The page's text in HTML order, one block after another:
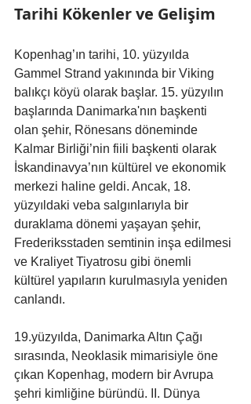
Tarihi Kökenler ve Gelişim
Kopenhag’ın tarihi, 10. yüzyılda
Gammel Strand yakınında bir Viking
balıkçı köyü olarak başlar. 15. yüzyılın
başlarında Danimarka'nın başkenti
olan şehir, Rönesans döneminde
Kalmar Birliği’nin fiili başkenti olarak
İskandinavya’nın kültürel ve ekonomik
merkezi haline geldi. Ancak, 18.
yüzyıldaki veba salgınlarıyla bir
duraklama dönemi yaşayan şehir,
Frederiksstaden semtinin inşa edilmesi
ve Kraliyet Tiyatrosu gibi önemli
kültürel yapıların kurulmasıyla yeniden
canlandı.
19.yüzyılda, Danimarka Altın Çağı
sırasında, Neoklasik mimarisiyle öne
çıkan Kopenhag, modern bir Avrupa
şehri kimliğine büründü. II. Dünya